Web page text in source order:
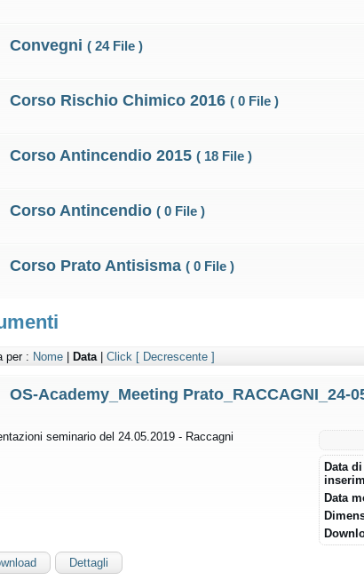
Convegni ( 24 File )
Corso Rischio Chimico 2016 ( 0 File )
Corso Antincendio 2015 ( 18 File )
Corso Antincendio ( 0 File )
Corso Prato Antisisma ( 0 File )
per : Nome Data Click [ Decrescente ]
OS-Academy_Meeting Prato_RACCAGNI_24-
Data di
Data
seminario del 24.05.2019 - Raccagni
Dettagli